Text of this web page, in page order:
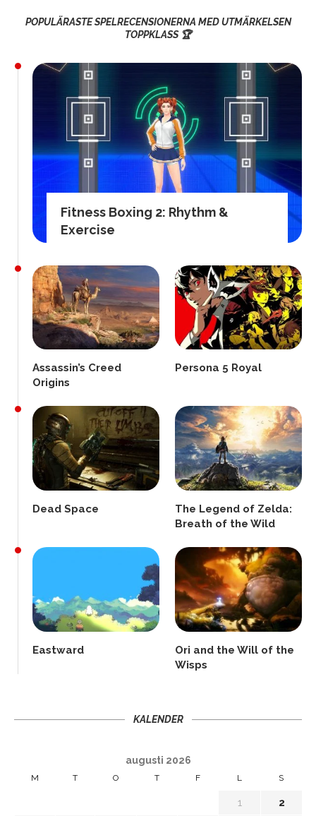
POPULÄRASTE SPELRECENSIONERNA MED UTMÄRKELSEN
TOPPKLASS 🏆
Fitness Boxing 2: Rhythm &
Exercise
Assassin’s Creed
Origins
Persona 5 Royal
Dead Space
The Legend of Zelda:
Breath of the Wild
Eastward
Ori and the Will of the
Wisps
KALENDER
augusti 2026
M T O T F L S
1
2